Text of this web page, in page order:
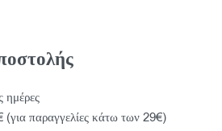
ημέρες
(για παραγγελίες κάτω των 29€)